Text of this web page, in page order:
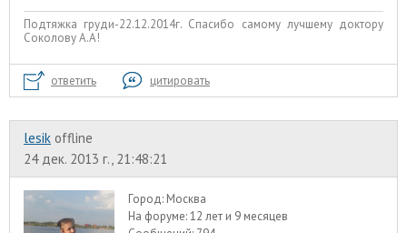
Подтяжка груди-22.12.2014г. Спасибо самому лучшему доктору
Соколову А.А!
ответить цитировать
lesik offline
24 дек. 2013 г., 21:48:21
Город: Москва
На форуме:12 лет и 9 месяцев